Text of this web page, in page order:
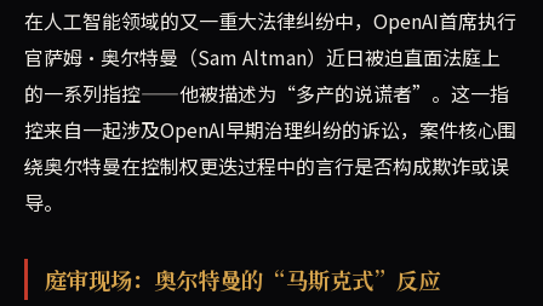
在OpenAI一场备受关注的庭审中，CEO Sam Altman被指
在人工智能领域的又一重大法律纠纷中，OpenAI首席执行
官萨姆·奥尔特曼（Sam Altman）近日被迫直面法庭上
的一系列指控——他被描述为“多产的说谎者”。这一指
控来自一起涉及OpenAI早期治理纠纷的诉讼，案件核心围
绕奥尔特曼在控制权更迭过程中的言行是否构成欺诈或误
导。
庭审现场：奥尔特曼的“马斯克式”反应